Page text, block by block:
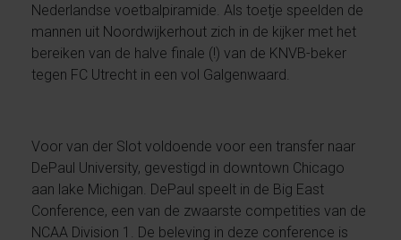
Nederlandse voetbalpiramide. Als toetje speelden de
mannen uit Noordwijkerhout zich in de kijker met het
bereiken van de halve finale (!) van de KNVB-beker
tegen FC Utrecht in een vol Galgenwaard.
Voor van der Slot voldoende voor een transfer naar
DePaul University, gevestigd in downtown Chicago
aan lake Michigan. DePaul speelt in de Big East
Conference, een van de zwaarste competities van de
NCAA Division 1. De beleving in deze conference is